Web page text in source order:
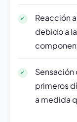
Reacción
debido a
Sensación
primeros
a medida